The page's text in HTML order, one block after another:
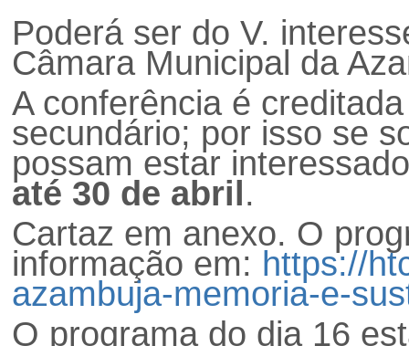
Poderá ser do V.
Câmara Municipal da
A conferência é
secundário; por isso se
possam estar
até 30 de abril .
Cartaz em anexo. O
informação em: https://
azambuja-memoria-e-
O programa do dia 16